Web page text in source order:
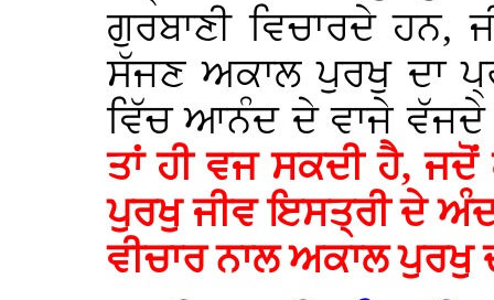
ਗੁਰਬਾਣੀ ਵਿਚਾਰਦੇ ਹਨ,
ਸੱਜਣ ਅਕਾਲ ਪੁਰਖੁ ਦਾ
ਵਿੱਚ ਆਨੰਦ ਦੇ ਵਾਜੇ
ਤਾਂ ਹੀ ਵਜ ਸਕਦੀ ਹੈ, ਜਦੋਂ
ਪੁਰਖੁ ਜੀਵ ਇਸਤ੍ਰੀ ਦੇ
ਵੀਚਾਰ ਨਾਲ ਅਕਾਲ ਪੁਰਖੁ